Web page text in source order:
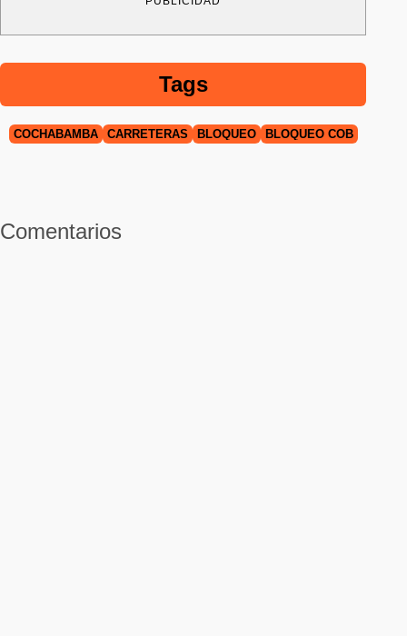
Tags
COCHABAMBA CARRETERAS BLOQUEO BLOQUEO COB
Comentarios